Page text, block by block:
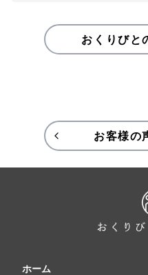
おくりびと
お客様の
ホーム